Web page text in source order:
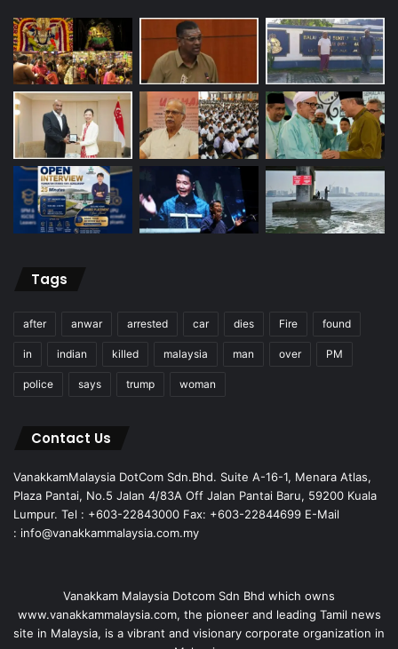
Tags
after anwar arrested car dies Fire found
in indian killed malaysia man over PM
police says trump woman
Contact Us
VanakkamMalaysia DotCom Sdn.Bhd. Suite A-16-1, Menara Atlas,
Plaza Pantai, No.5 Jalan 4/83A Off Jalan Pantai Baru, 59200 Kuala
Lumpur. Tel : +603-22843000 Fax: +603-22844699 E-Mail
: info@vanakkammalaysia.com.my
Vanakkam Malaysia Dotcom Sdn Bhd which owns
www.vanakkammalaysia.com, the pioneer and leading Tamil news
site in Malaysia, is a vibrant and visionary corporate organization in